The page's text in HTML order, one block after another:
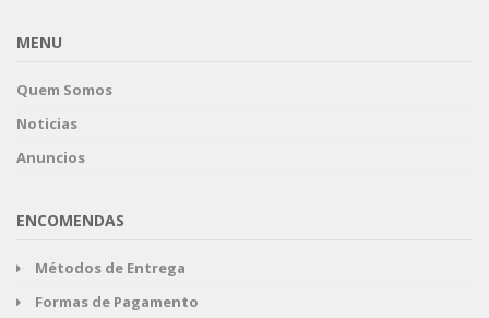
MENU
Quem Somos
Noticias
Anuncios
ENCOMENDAS
Métodos de Entrega
Formas de Pagamento